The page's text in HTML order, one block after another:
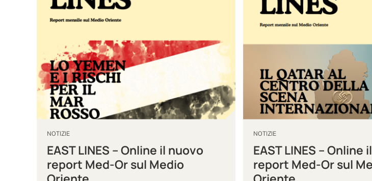
NOTIZIE
EAST LINES – Online il nuovo
report Med-Or sul Medio
NOTIZIE
EAST LINES – Online
report Med-Or sul